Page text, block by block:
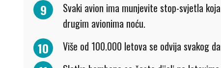
Svaki avion ima munjevite stop-svjetla
drugim avionima noću.
Više od 100.000 letova se odvija svakog